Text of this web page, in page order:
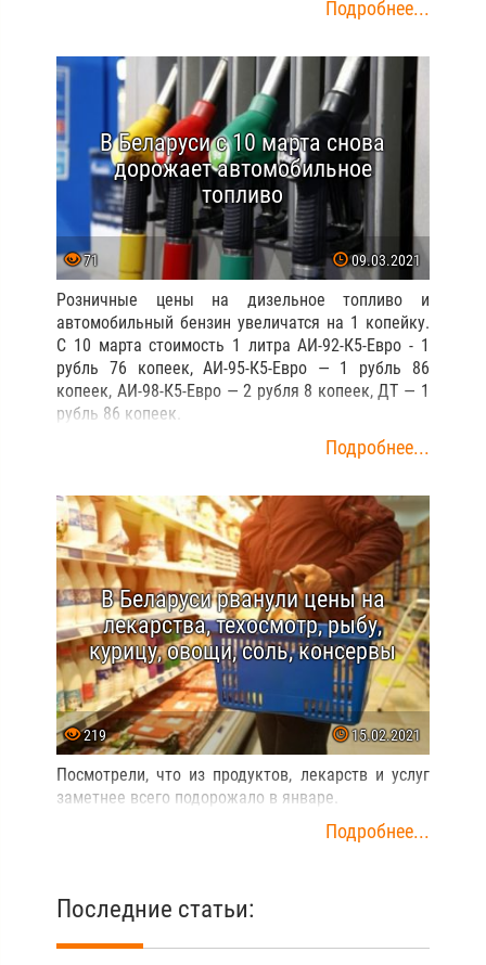
Подробнее...
В Беларуси с 10 марта снова
дорожает автомобильное
топливо
71 09.03.2021
Розничные цены на дизельное топливо и
автомобильный бензин увеличатся на 1 копейку.
С 10 марта стоимость 1 литра АИ-92-К5-Евро - 1
рубль 76 копеек, АИ-95-К5-Евро — 1 рубль 86
копеек, АИ-98-К5-Евро — 2 рубля 8 копеек, ДТ — 1
рубль 86 копеек.
Подробнее...
В Беларуси рванули цены на
лекарства, техосмотр, рыбу,
курицу, овощи, соль, консервы
219 15.02.2021
Посмотрели, что из продуктов, лекарств и услуг
заметнее всего подорожало в январе.
Подробнее...
Последние статьи: